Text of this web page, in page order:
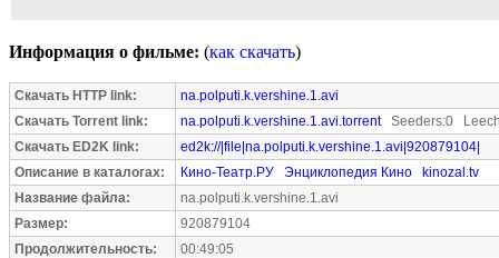
Информация о фильме: (как скачать)
Скачать HTTP link:
na.polputi.k.vershine.1.avi
Скачать Torrent link:
na.polputi.k.vershine.1.avi.torrentSeeders:0
Скачать ED2K link:
ed2k://|file|na.polputi.k.vershine.1.avi|920879104|
Описание в каталогах:
Кино-Театр.РУ Энциклопедия Кино
kinozal.tv
Название файла:
na.polputi.k.vershine.1.avi
Размер:
920879104
Продолжительность:
00:49:05